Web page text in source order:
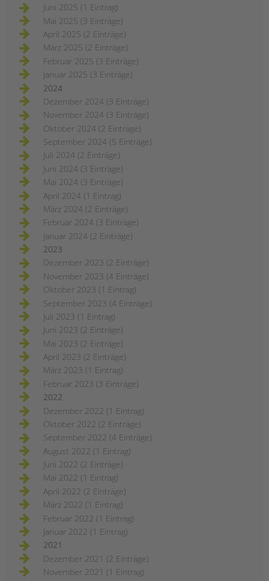
Juni 2025 (1 Eintrag)
Mai 2025 (3 Einträge)
April 2025 (2 Einträge)
März 2025 (2 Einträge)
Februar 2025 (3 Einträge)
Januar 2025 (3 Einträge)
2024
Dezember 2024 (3 Einträge)
November 2024 (3 Einträge)
Oktober 2024 (2 Einträge)
September 2024 (5 Einträge)
Juli 2024 (2 Einträge)
Juni 2024 (3 Einträge)
Mai 2024 (3 Einträge)
April 2024 (1 Eintrag)
März 2024 (2 Einträge)
Februar 2024 (3 Einträge)
Januar 2024 (2 Einträge)
2023
Dezember 2023 (2 Einträge)
November 2023 (4 Einträge)
Oktober 2023 (1 Eintrag)
September 2023 (4 Einträge)
Juli 2023 (1 Eintrag)
Juni 2023 (2 Einträge)
Mai 2023 (2 Einträge)
April 2023 (2 Einträge)
März 2023 (1 Eintrag)
Februar 2023 (3 Einträge)
2022
Dezember 2022 (1 Eintrag)
Oktober 2022 (2 Einträge)
September 2022 (4 Einträge)
August 2022 (1 Eintrag)
Juni 2022 (2 Einträge)
Mai 2022 (1 Eintrag)
April 2022 (2 Einträge)
März 2022 (1 Eintrag)
Februar 2022 (1 Eintrag)
Januar 2022 (1 Eintrag)
2021
Dezember 2021 (2 Einträge)
November 2021 (1 Eintrag)